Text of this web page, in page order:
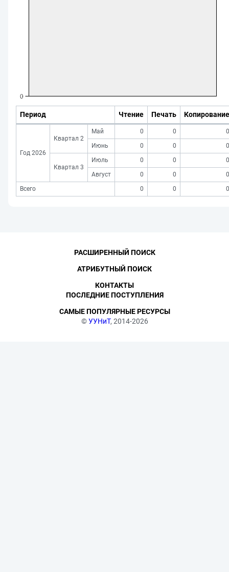
Период Чтение Печать Копирование
Год 2026
Квартал 2
Май 0 0
0
Июнь
0 0 0
Квартал 3
Июль 0 0
0
Август
0 0
0
Всего
0 0 0
©УУНиТ, 2014-2026
РАСШИРЕННЫЙ ПОИСК
АТРИБУТНЫЙ ПОИСК
КОНТАКТЫ
ПОСЛЕДНИЕ ПОСТУПЛЕНИЯ
САМЫЕ ПОПУЛЯРНЫЕ РЕСУРСЫ